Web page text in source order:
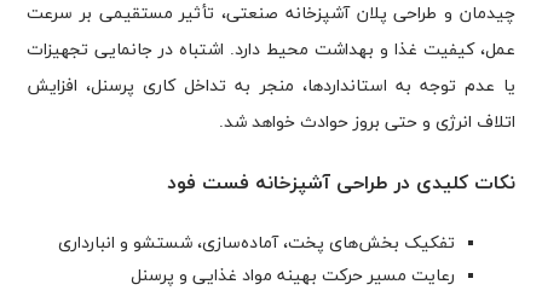
چیدمان و طراحی پلان آشپزخانه صنعتی، تأثیر مستقیمی بر سرعت
عمل، کیفیت غذا و بهداشت محیط دارد. اشتباه در جانمایی تجهیزات
یا عدم توجه به استانداردها، منجر به تداخل کاری پرسنل، افزایش
اتلاف انرژی و حتی بروز حوادث خواهد شد.
نکات کلیدی در طراحی آشپزخانه فست فود
تفکیک بخش‌های پخت، آماده‌سازی، شستشو و انبارداری
رعایت مسیر حرکت بهینه مواد غذایی و پرسنل